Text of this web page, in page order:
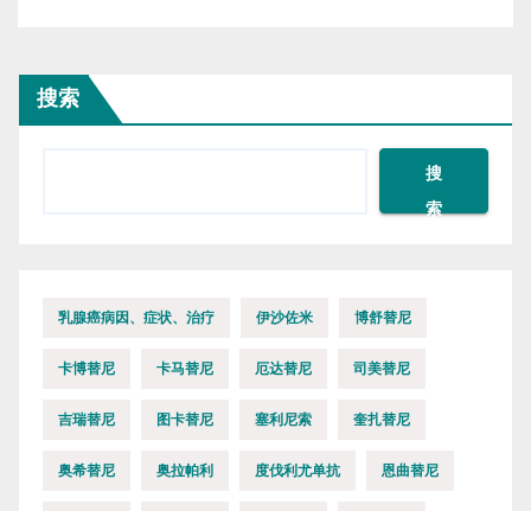
搜索
搜
索
乳腺癌病因、症状、治疗 伊沙佐米 博舒替尼
卡博替尼 卡马替尼 厄达替尼 司美替尼
吉瑞替尼 图卡替尼 塞利尼索 奎扎替尼
奥希替尼 奥拉帕利 度伐利尤单抗 恩曲替尼